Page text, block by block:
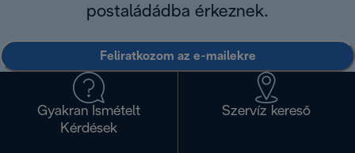
postaládádba érkeznek.
Feliratkozom az e-mailekre
Gyakran Ismételt
Kérdések
Szervíz kereső